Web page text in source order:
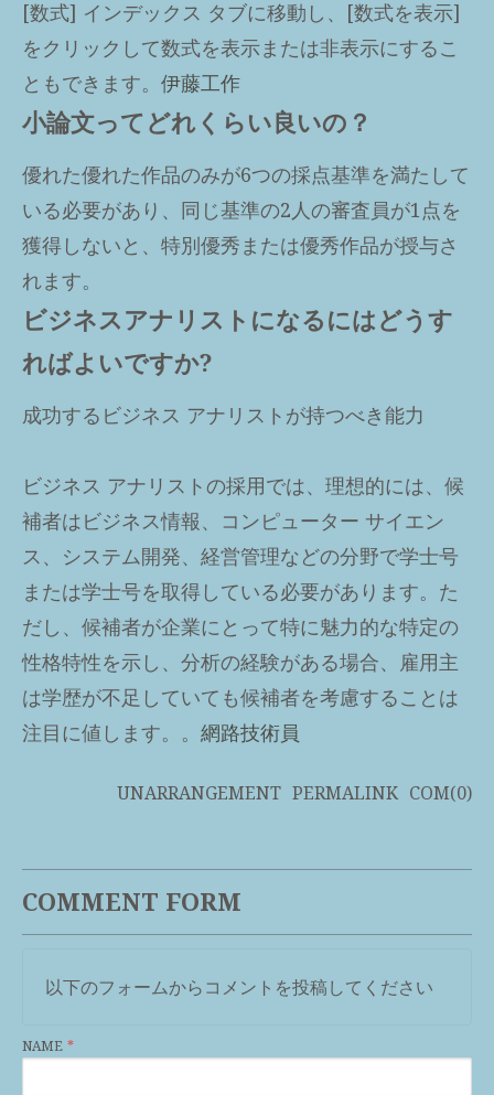
[数式] インデックス タブに移動し、[数式を表示]
をクリックして数式を表示または非表示にするこ
ともできます。 伊藤工作
小論文ってどれくらい良いの？
優れた優れた作品のみが6つの採点基準を満たして
いる必要があり、同じ基準の2人の審査員が1点を
獲得しないと、特別優秀または優秀作品が授与さ
れます。
ビジネスアナリストになるにはどうす
ればよいですか?
成功するビジネス アナリストが持つべき能力
ビジネス アナリストの採用では、理想的には、候
補者はビジネス情報、コンピューター サイエン
ス、システム開発、経営管理などの分野で学士号
または学士号を取得している必要があります。た
だし、候補者が企業にとって特に魅力的な特定の
性格特性を示し、分析の経験がある場合、雇用主
は学歴が不足していても候補者を考慮することは
注目に値します。。 網路技術員
UNARRANGEMENT PERMALINK COM(0)
COMMENT FORM
以下のフォームからコメントを投稿してください
NAME